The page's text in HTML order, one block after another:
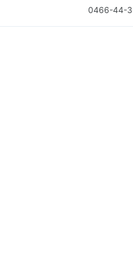
0466-44-